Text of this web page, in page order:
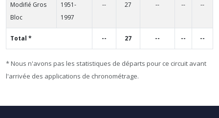
Modifié Gros
Bloc
1951-
1997
-- 27 -- -- --
Total * -- 27 -- -- --
* Nous n'avons pas les statistiques de départs pour ce circuit avant
l'arrivée des applications de chronométrage.